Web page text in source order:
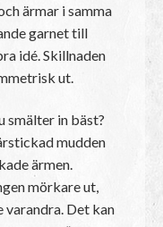
ärmar i samma
garnet till
idé. Skillnaden
ut.
smälter in bäst?
mudden
ärmen.
mörkare ut,
varandra. Det kan